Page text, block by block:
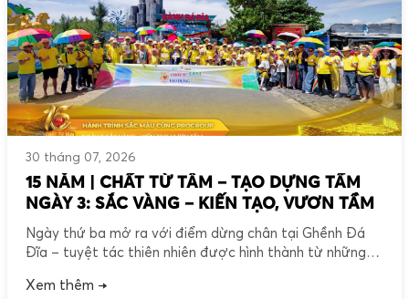
30 tháng 07, 2026
15 NĂM | CHẤT TỪ TÂM – TẠO DỰNG TẦM
NGÀY 3: SẮC VÀNG – KIẾN TẠO, VƯƠN TẦM
Ngày thứ ba mở ra với điểm dừng chân tại Ghềnh Đá
Đĩa – tuyệt tác thiên nhiên được hình thành từ những
kỳ vĩ ấy, sắc vàng của đại gia đình PRO GROUP càng trở
Xem thêm →